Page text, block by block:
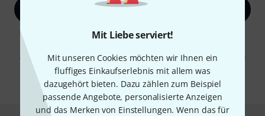
Mit Liebe serviert!
Mit unseren Cookies möchten wir Ihnen ein
fluffiges Einkaufserlebnis mit allem was
dazugehört bieten. Dazu zählen zum Beispiel
passende Angebote, personalisierte Anzeigen
und das Merken von Einstellungen. Wenn das für
Jetzt anmelden
Mit Klick auf „Jetzt anmelden“ stimmen Sie dem Erhalt von E-Mail-
Werbung und einer Messung des E-Mail-Nutzungsverhaltens zu. Die
Abmeldung ist jederzeit möglich. Weitere Informationen finden Sie in
unseren
Datenschutzhinweisen
* Pflichtfeld